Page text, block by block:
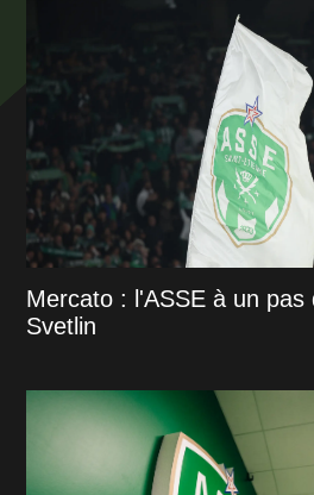
Mercato : l'ASSE à un pas
Svetlin